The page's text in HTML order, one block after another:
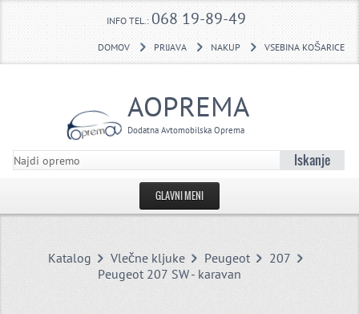
INFO TEL.: 068 19-89-49
DOMOV PRIJAVA NAKUP VSEBINA KOŠARICE
AOPREMA
Dodatna Avtomobilska Oprema
Iskanje
GLAVNI MENI
USTVARI RAČUN
Katalog Vlečne kljuke Peugeot
207
Peugeot 207 SW - karavan